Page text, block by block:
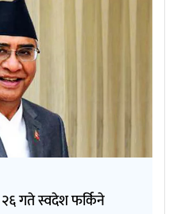
गते स्वदेश फर्किने